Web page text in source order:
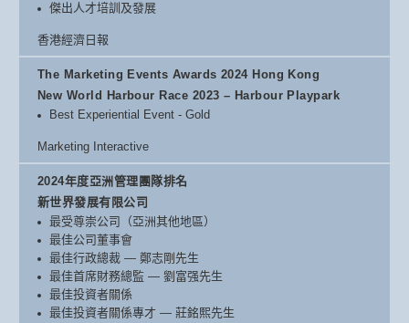
傑出人才培訓及發展
香港經濟日報
The Marketing Events Awards 2024 Hong Kong
New World Harbour Race 2023 – Harbour Playpark
Best Experiential Event - Gold
Marketing Interactive
2024年度亞洲管理團隊排名
新世界發展有限公司
最受尊崇公司（亞洲其他地區）
最佳公司董事會
最佳行政總裁 — 鄭志剛先生
最佳首席財務總監 — 劉富强先生
最佳投資者關係
最佳投資者關係專才 — 莊銘熙先生